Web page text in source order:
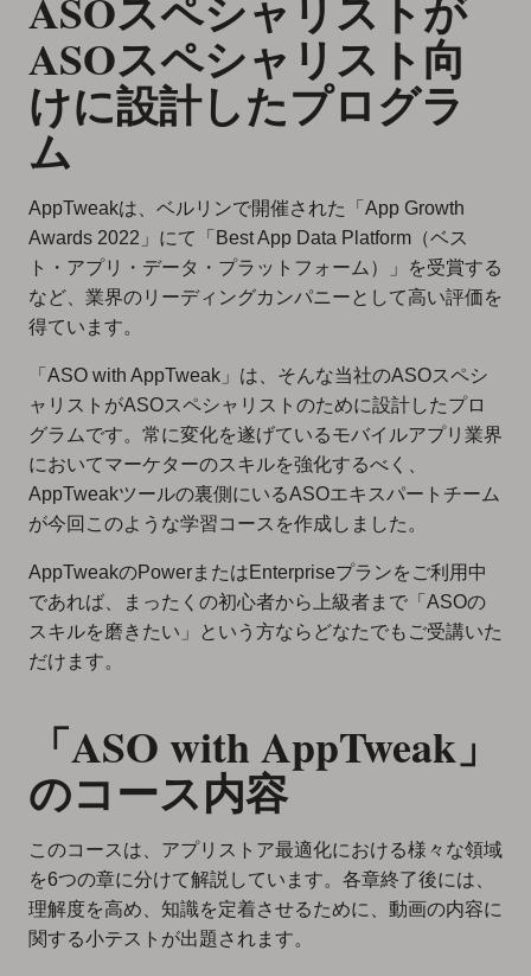
ASOスペシャリスト向
けに設計したプログラ
ム
AppTweakは、ベルリンで開催された「App Growth
Awards 2022」にて「Best App Data Platform（ベス
ト・アプリ・データ・プラットフォーム）」を受賞する
など、業界のリーディングカンパニーとして高い評価を
得ています。
「ASO with AppTweak」は、そんな当社のASOスペシ
ャリストがASOスペシャリストのために設計したプロ
グラムです。常に変化を遂げているモバイルアプリ業界
においてマーケターのスキルを強化するべく、
AppTweakツールの裏側にいるASOエキスパートチーム
が今回このような学習コースを作成しました。
AppTweakのPowerまたはEnterpriseプランをご利用中
であれば、まったくの初心者から上級者まで「ASOの
スキルを磨きたい」という方ならどなたでもご受講いた
だけます。
「ASO with AppTweak」
のコース内容
このコースは、アプリストア最適化における様々な領域
を6つの章に分けて解説しています。各章終了後には、
理解度を高め、知識を定着させるために、動画の内容に
関する小テストが出題されます。